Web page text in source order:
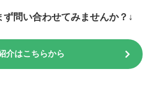
ず問い合わせてみませんか？↓
介はこちらから